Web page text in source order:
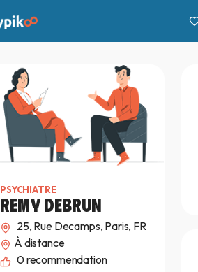
PSYCHIATRE
REMY DEBRUN
25, Rue Decamps, Paris, FR
À distance
0recommendation